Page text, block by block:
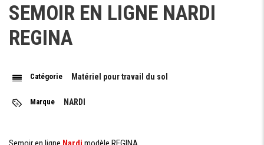
Demande De Devis
SEMOIR EN LIGNE NARDI
REGINA
Catégorie Matériel pour travail du sol
Marque NARDI